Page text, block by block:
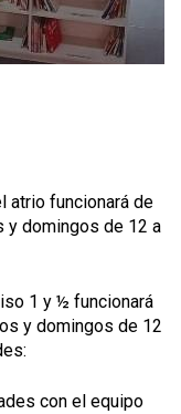
atrio funcionará de
y domingos de 12 a
1 y ½ funcionará
y domingos de 12
con el equipo